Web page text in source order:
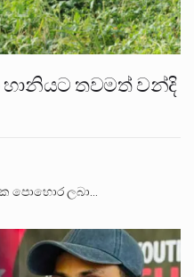
තවමත් වන්දි
පොහොර ලබා…